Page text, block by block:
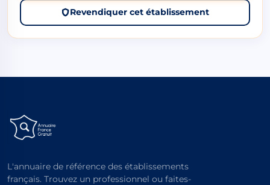
Revendiquer cet établissement
L'annuaire de référence des établissements
français. Trouvez un professionnel ou faites-